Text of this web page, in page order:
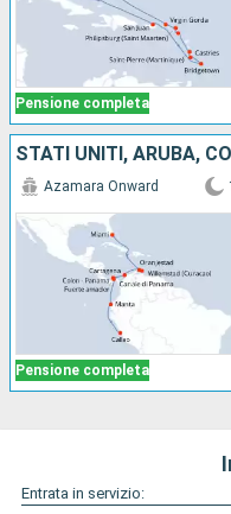
Pensione completa
Pensione completa
Azamara Onward
Entrata in servizio: